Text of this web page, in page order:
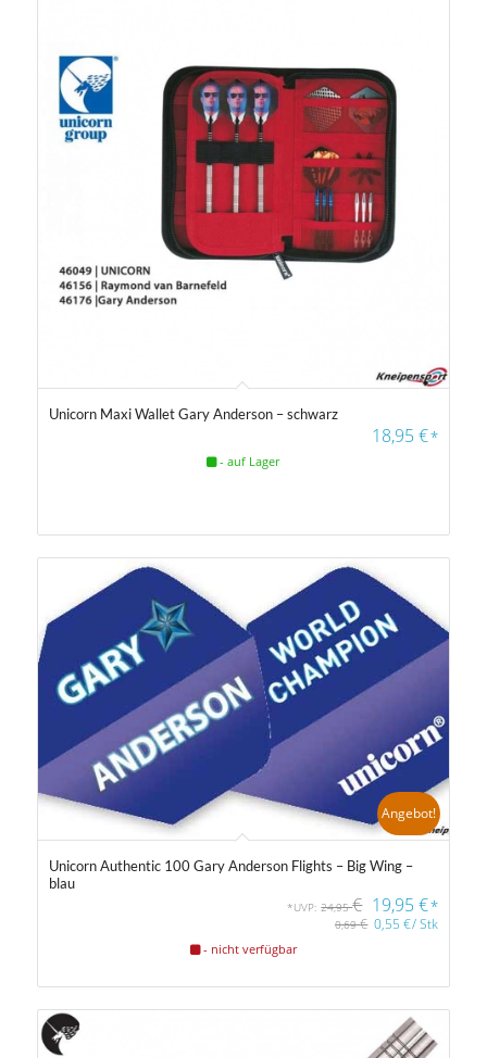
Unicorn Maxi Wallet Gary Anderson – schwarz
18,95€*
- auf Lager
Unicorn Authentic 100 Gary Anderson Flights – Big Wing –
blau
*UVP: 24,95€ 19,95€*
Angebot!
0,69€ 0,55€/Stk
- nicht verfügbar